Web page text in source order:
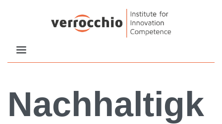
Nachhaltigk